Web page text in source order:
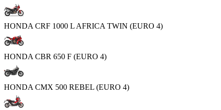
HONDA CRF 1000 L AFRICA TWIN (EURO 4)
HONDA CBR 650 F (EURO 4)
HONDA CMX 500 REBEL (EURO 4)